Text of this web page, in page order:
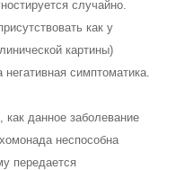
случайно.
как у
картины)
симптоматика.
данное заболевание
неспособна
передается